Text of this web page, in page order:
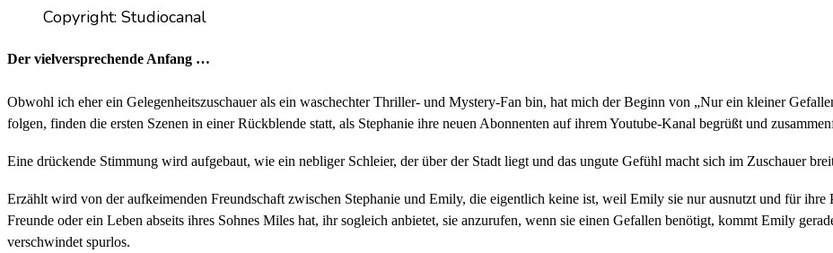
Copyright: Studiocanal
Der vielversprechende Anfang …
Obwohl ich eher ein Gelegenheitszuschauer als ein waschechter Thriller- und Mystery-Fan bin, hat mich der Beginn von „Nur ein kleiner
folgen, finden die ersten Szenen in einer Rückblende statt, als Stephanie ihre neuen Abonnenten auf ihrem Youtube-Kanal begrüßt und
Eine drückende Stimmung wird aufgebaut, wie ein nebliger Schleier, der über der Stadt liegt und das ungute Gefühl macht sich im Zuschauer
Erzählt wird von der aufkeimenden Freundschaft zwischen Stephanie und Emily, die eigentlich keine ist, weil Emily sie nur ausnutzt und für ihre
Freunde oder ein Leben abseits ihres Sohnes Miles hat, ihr sogleich anbietet, sie anzurufen, wenn sie einen Gefallen benötigt, kommt Emily
verschwindet spurlos.